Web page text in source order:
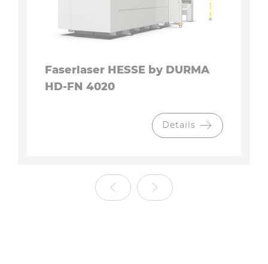
Faserlaser HESSE by DURMA
HD-FN 4020
Details